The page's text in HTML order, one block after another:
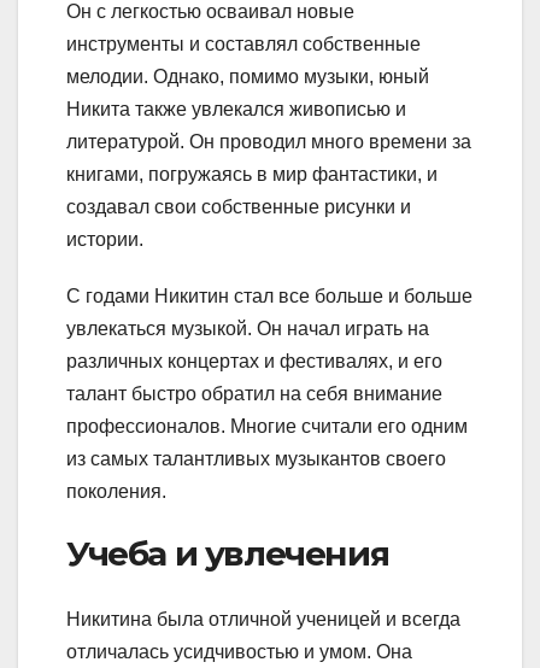
Он с легкостью осваивал новые
инструменты и составлял собственные
мелодии. Однако, помимо музыки, юный
Никита также увлекался живописью и
литературой. Он проводил много времени за
книгами, погружаясь в мир фантастики, и
создавал свои собственные рисунки и
истории.
С годами Никитин стал все больше и больше
увлекаться музыкой. Он начал играть на
различных концертах и фестивалях, и его
талант быстро обратил на себя внимание
профессионалов. Многие считали его одним
из самых талантливых музыкантов своего
поколения.
Учеба и увлечения
Никитина была отличной ученицей и всегда
отличалась усидчивостью и умом. Она